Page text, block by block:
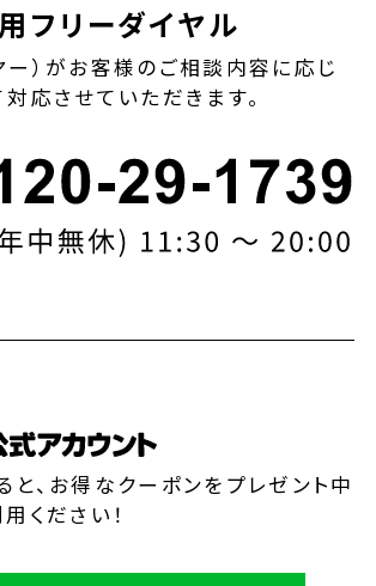
フリーダイヤル
ー）がお客様のご相談内容に応じ
応させていただきます。
と、お得なクーポンをプレゼント中
ください！